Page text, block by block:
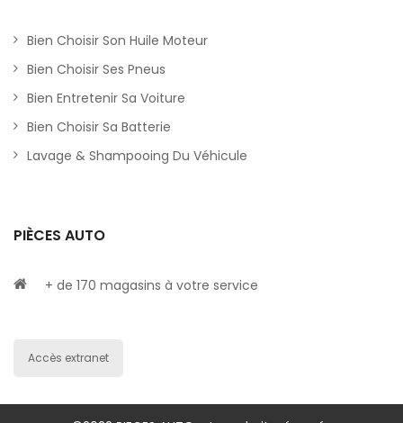
Bien Choisir Son Huile Moteur
Bien Choisir Ses Pneus
Bien Entretenir Sa Voiture
Bien Choisir Sa Batterie
Lavage & Shampooing Du Véhicule
PIÈCES AUTO
+ de 170 magasins à votre service
Accès extranet